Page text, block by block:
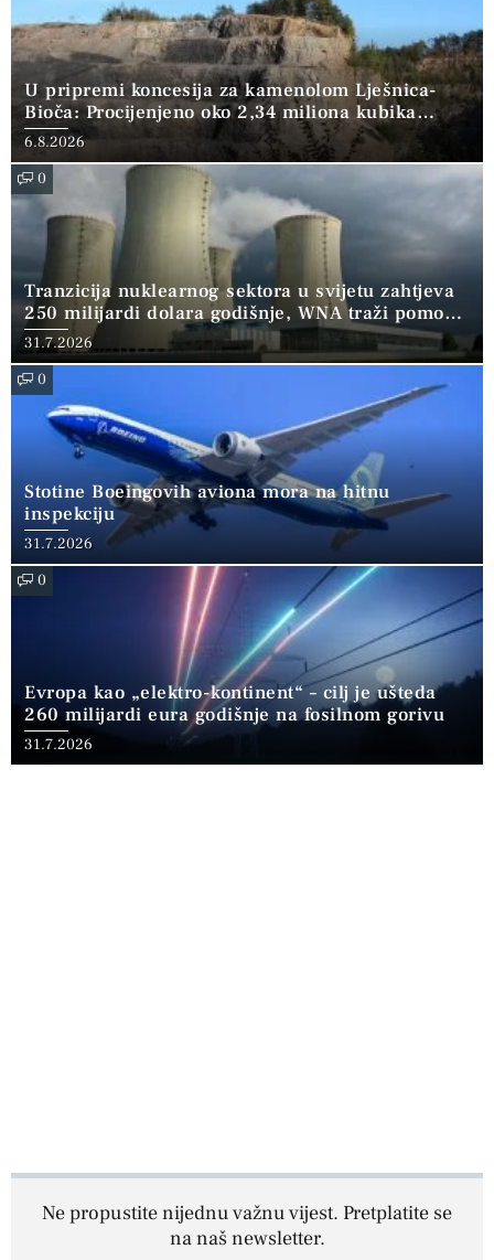
U pripremi koncesija za kamenolom Lješnica-
Bioča: Procijenjeno oko 2,34 miliona kubika
kamena
6.8.2026
0
Tranzicija nuklearnog sektora u svijetu zahtjeva
250 milijardi dolara godišnje, WNA traži pomoć
banaka
31.7.2026
0
Stotine Boeingovih aviona mora na hitnu
inspekciju
31.7.2026
0
Evropa kao „elektro-kontinent“ – cilj je ušteda
260 milijardi eura godišnje na fosilnom gorivu
31.7.2026
Ne propustite nijednu važnu vijest. Pretplatite se
na naš newsletter.